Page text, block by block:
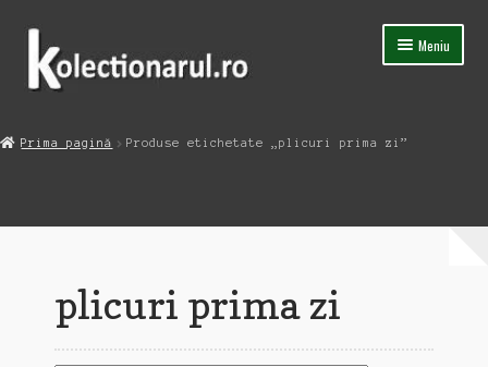
Sari
navigare
Sari
conținut
Meniu
Contact
Prima pagină Produse etichetate „plicuri prima zi”
plicuri prima zi